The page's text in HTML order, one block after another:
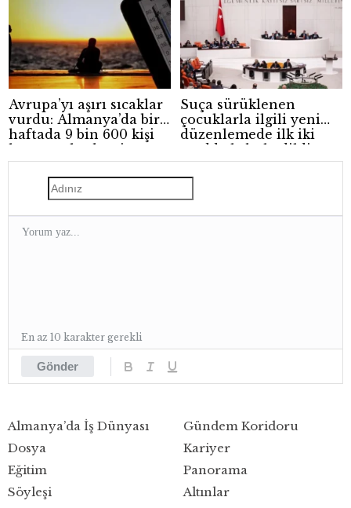
Avrupa’yı aşırı sıcaklar
vurdu: Almanya’da bir
haftada 9 bin 600 kişi
hayatını kaybetti
Suça sürüklenen
çocuklarla ilgili yeni
düzenlemede ilk iki
madde kabul edildi
Gönder
En az 10 karakter gerekli
Almanya’da İş Dünyası
Dosya
Eğitim
Gündem Koridoru
Kariyer
Panorama
Söyleşi
Altınlar